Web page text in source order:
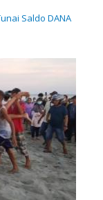
Saldo DANA